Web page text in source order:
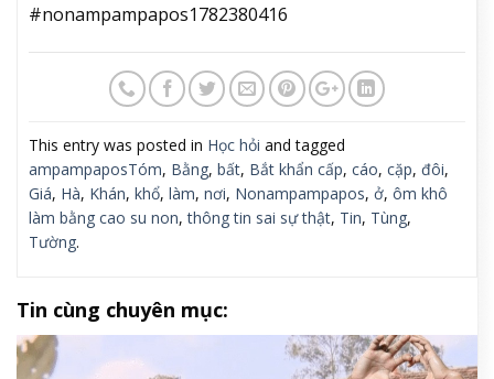
#nonampampapos1782380416
This entry was posted in Học hỏi and tagged
ampampaposTóm, Bằng, bất, Bắt khẩn cấp, cáo, cặp, đôi,
Giá, Hà, Khán, khổ, làm, nơi, Nonampampapos, ở, ôm khô
làm bằng cao su non,thông tin sai sự thật, Tin, Tùng,
Tường.
Tin cùng chuyên mục: